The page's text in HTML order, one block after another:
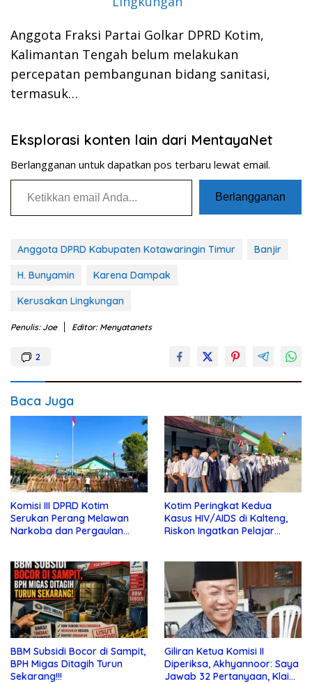
Anggota Fraksi Partai Golkar DPRD Kotim,
Kalimantan Tengah belum melakukan
percepatan pembangunan bidang sanitasi,
termasuk…
Eksplorasi konten lain dari MentayaNet
Berlangganan untuk dapatkan pos terbaru lewat email.
Ketikkan email Anda...
Berlangganan
Anggota DPRD Kabupaten Kotawaringin Timur Banjir
H. Bunyamin Karena Dampak
Kerusakan Lingkungan
Penulis: Joe Editor: Menyatanets
2
Baca Juga
Komisi III DPRD Kotim
Serukan Perang Melawan
Narkoba dan Pergaulan
Kotim Peringkat Kedua
Kasus HIV/AIDS di Kalteng,
Riskon Ingatkan Pelajar
BBM Subsidi Bocor di Sampit,
BPH Migas Ditagih Turun
Sekarang!!!
Giliran Ketua Komisi II
Diperiksa, Akhyannoor: Saya
Jawab 32 Pertanyaan, Klaim